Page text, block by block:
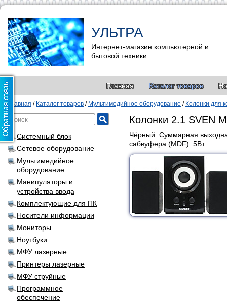
УЛЬТРА
Интернет-магазин компьютерной и
бытовой техники
Главная Каталог товаров
Главная / Каталог товаров / Мультимедийное оборудование / Колонки для
Системный блок
Сетевое оборудование
Мультимедийное
оборудование
Манипуляторы и
устройства ввода
Комплектующие для ПК
Носители информации
Мониторы
Ноутбуки
МФУ лазерные
Принтеры лазерные
МФУ струйные
Программное
обеспечение
Колонки 2.1 SVEN
Чёрный. Суммарная
сабвуфера (MDF): 5Вт